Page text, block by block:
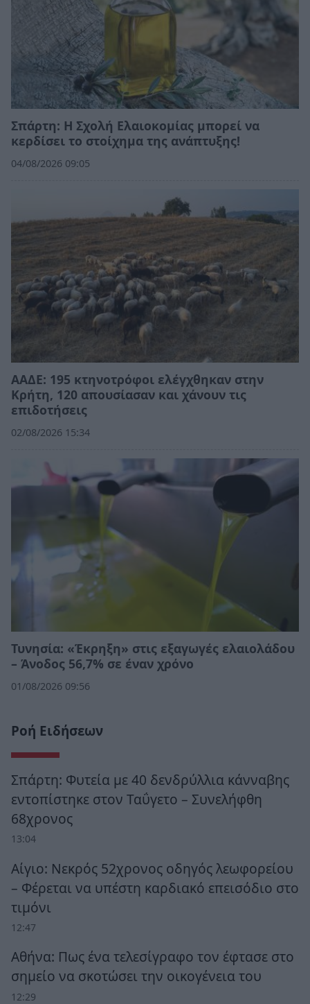
Σπάρτη: Η Σχολή Ελαιοκομίας μπορεί να
κερδίσει το στοίχημα της ανάπτυξης!
04/08/2026 09:05
ΑΑΔΕ: 195 κτηνοτρόφοι ελέγχθηκαν στην
Κρήτη, 120 απουσίασαν και χάνουν τις
επιδοτήσεις
02/08/2026 15:34
Τυνησία: «Έκρηξη» στις εξαγωγές ελαιολάδου
– Άνοδος 56,7% σε έναν χρόνο
01/08/2026 09:56
Ροή Ειδήσεων
Σπάρτη: Φυτεία με 40 δενδρύλλια κάνναβης
εντοπίστηκε στον Ταΰγετο – Συνελήφθη
68χρονος
13:04
Αίγιο: Νεκρός 52χρονος οδηγός λεωφορείου
– Φέρεται να υπέστη καρδιακό επεισόδιο στο
τιμόνι
12:47
Αθήνα: Πως ένα τελεσίγραφο τον έφτασε στο
σημείο να σκοτώσει την οικογένεια του
12:29